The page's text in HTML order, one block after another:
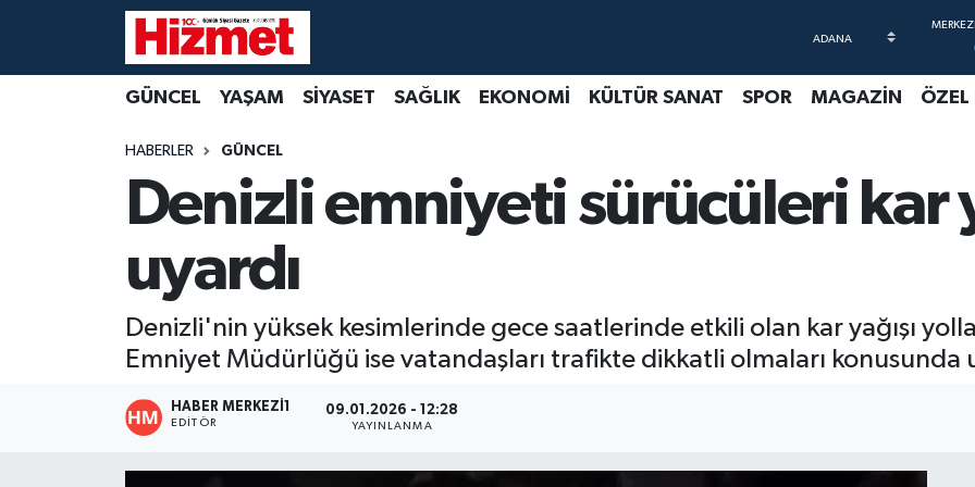
GÜNCEL YAŞAM SİYASET SAĞLIK EKONOMİ KÜLTÜR SANAT SPOR MAGAZİN ÖZEL
HABERLER GÜNCEL
Denizli emniyeti sürücüleri kar
uyardı
Denizli'nin yüksek kesimlerinde gece saatlerinde etkili olan kar yağışı
Emniyet Müdürlüğü ise vatandaşları trafikte dikkatli olmaları konusunda
HABER MERKEZI1
EDITÖR
09.01.2026 - 12:28
YAYINLANMA
KÜLTÜR SANAT
MAGAZİN
Denizli Nöbetçi Eczaneler
Denizli Trafik Yoğunluk Haritası
Süper Lig Puan Durumu ve Fikstür
Tüm Manşetler
Son Dakika Haberleri
Haber Arşivi